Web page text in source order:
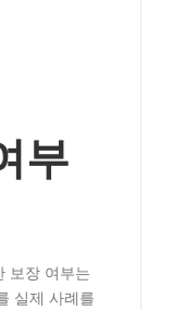
부
보장 여부는
실제 사례를